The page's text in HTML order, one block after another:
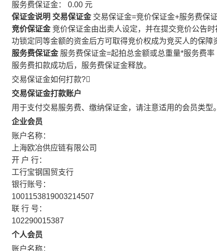
服务费保证金： 0.00 元
保证金说明 交易保证金 交易保证金=竞价保证金+服务费保
竞价保证金 竞价保证金由出卖人设定，并在提交竞价公告
功锁定同等金额的资金后方可取得竞价权成为竞买人的保障
服务费保证金 服务费保证金=起拍总金额或总重量*服务费率
服务费扣款成功后，服务费保证金释放。
交易保证金如何打款?
交易保证金打款账户
用于支付交易服务费、缴纳保证金，请注意适用的会员类型
企业会员
账户名称：
上海欧冶供应链有限公司
开 户 行：
工行宝钢国贸支行
银行账号：
1001153819003214507
联 行 号：
102290015387
个人会员
账户名称：